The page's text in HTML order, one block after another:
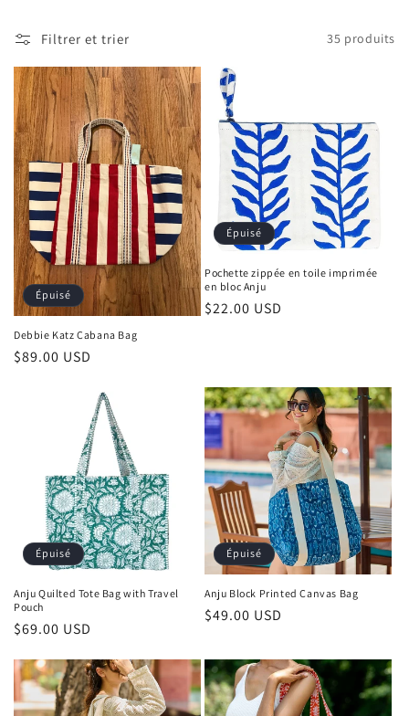
e
c
t
i
o
n
:
Filtrer et trier 35 produits
Épuisé
Debbie Katz Cabana Bag
Prix
$89.00 USD
Épuisé
Pochette zippée en toile imprimée
en bloc Anju
Prix
$22.00 USD
Épuisé
Anju Quilted Tote Bag with Travel
Pouch
Prix
$69.00 USD
Épuisé
Anju Block Printed Canvas Bag
Prix
$49.00 USD